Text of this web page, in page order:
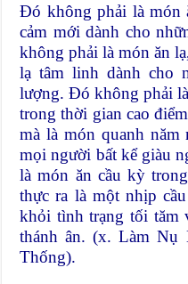
Đó không phải là món
cảm mới dành cho
không phải là món ăn
lạ tâm linh dành cho
lượng. Đó không phải
trong thời gian cao
mà là món quanh năm
mọi người bất kể giàu
là món ăn cầu kỳ
thực ra là một nhịp
khỏi tình trạng tối tăm
thánh ân. (x. Làm
Thống).